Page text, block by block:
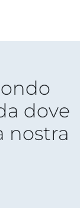
dove
nostra